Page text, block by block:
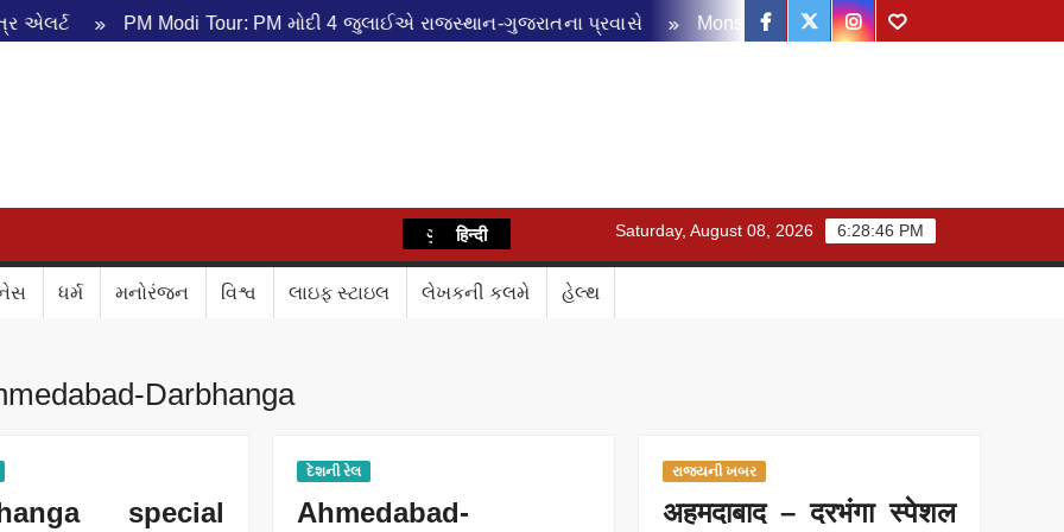
PM Modi Tour: PM મોદી 4 જુલાઈએ રાજસ્થાન-ગુજરાતના પ્રવાસે Monsoon Disaster Management Review
Facebook
TwitterInstagram
Youtube
ગુજરાતી
हिन्दी 6:28:46 PM
Saturday, August 08, 2026
ધર્મ મનોરંજન વિશ્વ લાઇફ સ્ટાઇલ લેખકની કલમે હેલ્થ
Darbhanga
special
દેશની રેલ
Ahmedabad-
રાજ્યની ખબર
अहमदाबाद – दरभंगा स्पेशल